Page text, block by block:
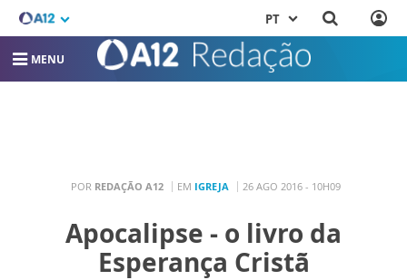
PT
MENU
POR REDAÇÃO A12 EM IGREJA 26 AGO 2016 - 10H09
Apocalipse - o livro da
Esperança Cristã